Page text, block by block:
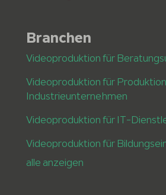
Branchen
Videoproduktion für
Videoproduktion für
Industrieunternehmen
Videoproduktion für IT-
Videoproduktion für
alle anzeigen